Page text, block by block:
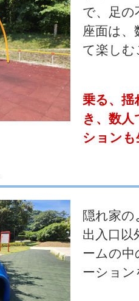
で、足の
座面は、
て楽し
乗る、揺
き、数
ション
隠れ家
出入口以
ームの
ーショ